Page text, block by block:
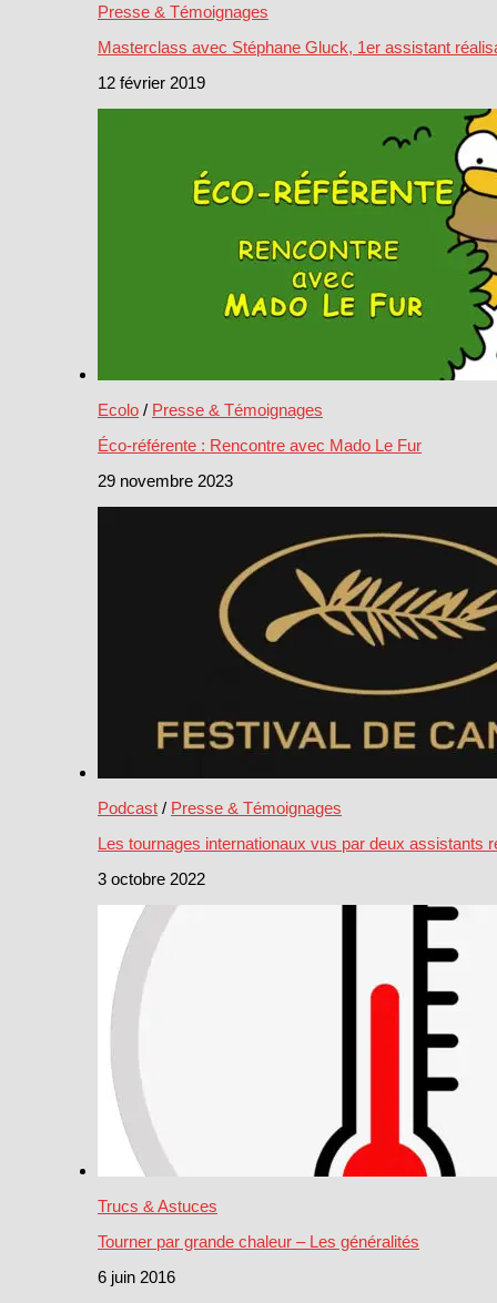
Presse & Témoignages
Masterclass avec Stéphane Gluck, 1er assistant
12 février 2019
Ecolo / Presse & Témoignages
Éco-référente : Rencontre avec Mado Le Fur
29 novembre 2023
Podcast / Presse & Témoignages
Les tournages internationaux vus par deux assistants
3 octobre 2022
Trucs & Astuces
Tourner par grande chaleur – Les généralités
6 juin 2016